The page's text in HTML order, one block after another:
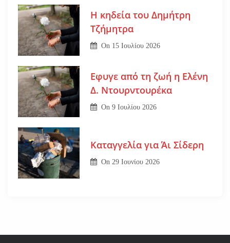
Η κηδεία του Δημήτρη
Τζήμητρα
On 15 Ιουλίου 2026
Εφυγε από τη ζωή η Ελένη
Δ. Ντουρντουρέκα
On9 Ιουλίου 2026
Καταγγελία για Άι Σίδερη
On 29 Ιουνίου 2026